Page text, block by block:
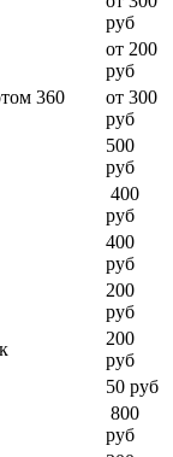
руб
от 200
руб
360
от 300
руб
500
руб
400
руб
400
руб
200
руб
200
руб
50 руб
800
руб